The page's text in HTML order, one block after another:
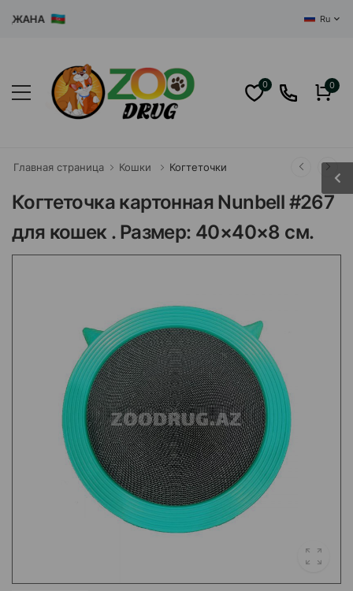
Ru
0 0
Главная страница Кошки Когтеточки
Когтеточка картонная Nunbell #267
для кошек . Размер: 40×40×8 см.